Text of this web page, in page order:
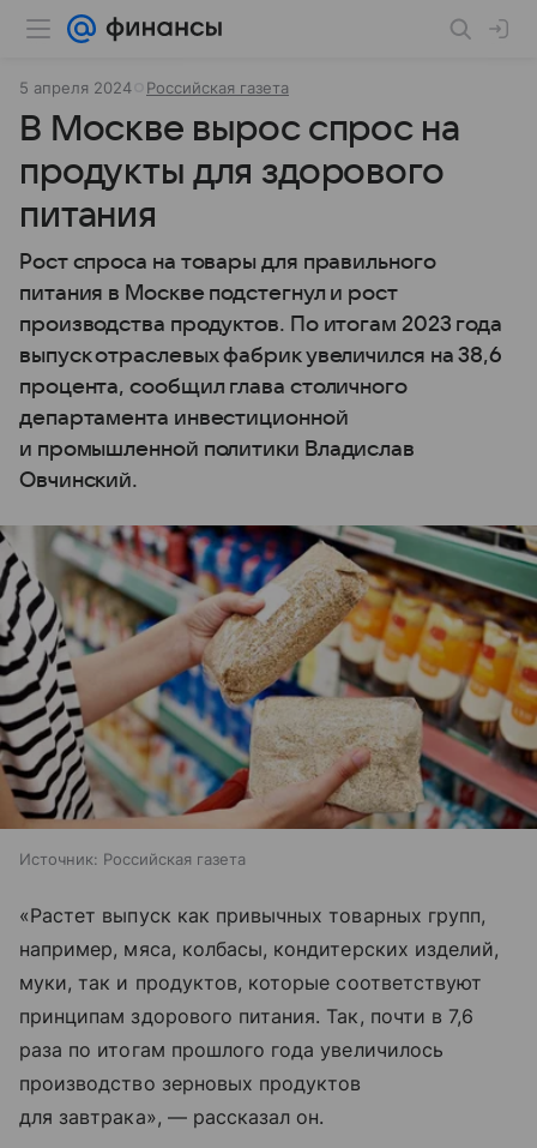
5 апреля 2024 Российская газета
В Москве вырос спрос на
продукты для здорового
питания
Рост спроса на товары для правильного
питания в Москве подстегнул и рост
производства продуктов. По итогам 2023 года
выпуск отраслевых фабрик увеличился на 38,6
процента, сообщил глава столичного
департамента инвестиционной
и промышленной политики Владислав
Овчинский.
Источник: Российская газета
«Растет выпуск как привычных товарных групп,
например, мяса, колбасы, кондитерских изделий,
муки, так и продуктов, которые соответствуют
принципам здорового питания. Так, почти в 7,6
раза по итогам прошлого года увеличилось
производство зерновых продуктов
для завтрака», — рассказал он.